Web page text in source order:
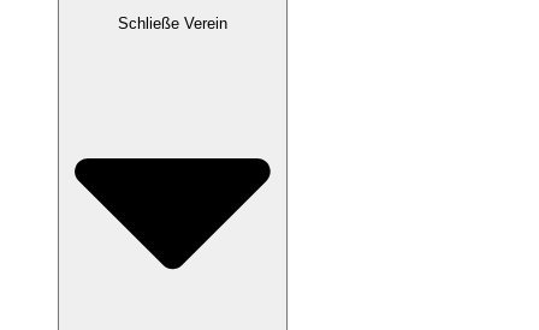
Schließe Verein